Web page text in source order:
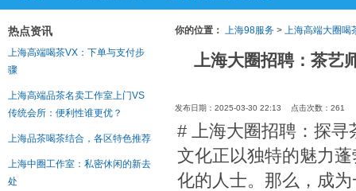
热点资讯
上海高端喝茶VX：下单与支付步
骤
上海高端品茶名卖工作室上门VS
传统会所：便利性谁更优？
上海品茶喝茶结合，各区特色推荐
上海中圈工作室：私密休闲的新去
处
你的位置： 上海98服务 > 上海高端大圈喝
上海大圈招聘：茶艺
发布日期：2025-03-30 22:13 点击次数：261
# 上海大圈招聘：探
文化正以独特的魅力
化的人士。那么，成